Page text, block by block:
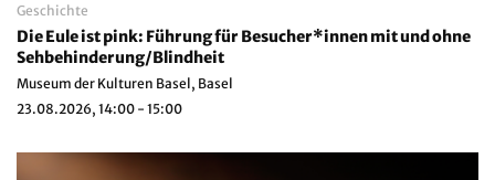
Geschichte
Die Eule ist pink: Führung für Besucher*innen mit und ohne
Sehbehinderung/Blindheit
Museum der Kulturen Basel, Basel
23.08.2026, 14:00 - 15:00